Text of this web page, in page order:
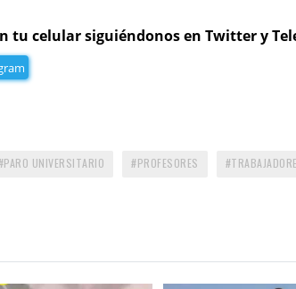
tu celular siguiéndonos en Twitter y
PARO UNIVERSITARIO PROFESORES